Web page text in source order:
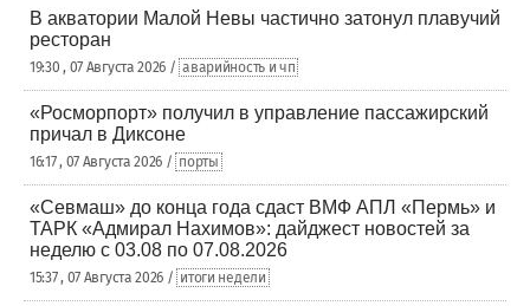
В акватории Малой Невы частично затонул плавучий
ресторан
19:30 , 07 Августа 2026 / аварийность и чп
«Росморпорт» получил в управление пассажирский
причал в Диксоне
16:17 , 07 Августа 2026 / порты
«Севмаш» до конца года сдаст ВМФ АПЛ «Пермь» и
ТАРК «Адмирал Нахимов»: дайджест новостей за
неделю с 03.08 по 07.08.2026
15:37 , 07 Августа 2026 / итоги недели